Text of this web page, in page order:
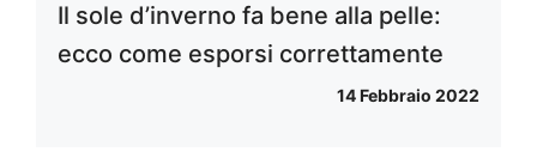
Il sole d’inverno fa bene alla pelle:
ecco come esporsi correttamente
14 Febbraio 2022